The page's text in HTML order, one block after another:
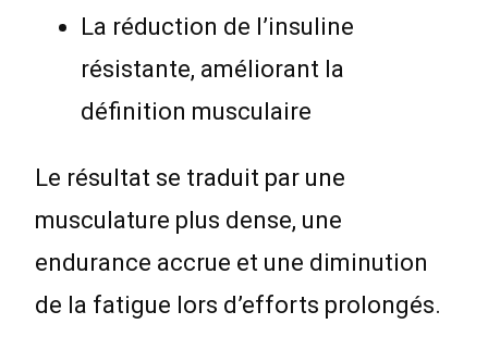
La réduction de l’insuline
résistante, améliorant la
définition musculaire
Le résultat se traduit par une
musculature plus dense, une
endurance accrue et une diminution
de la fatigue lors d’efforts prolongés.